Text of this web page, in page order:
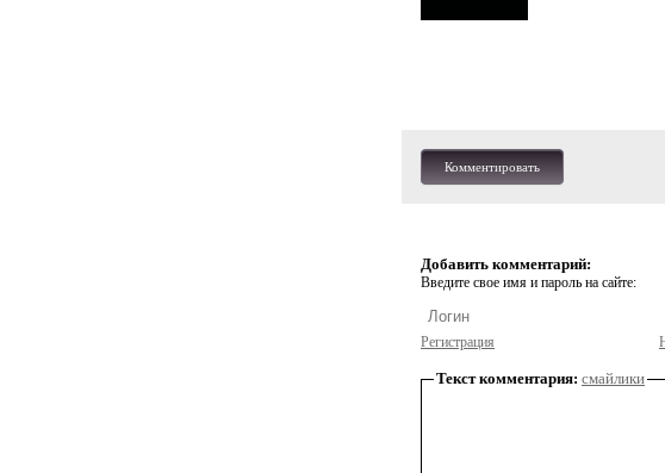
Комментировать
Добавить комментарий:
Введите свое имя и пароль на сайте:
Регистрация
Текст комментария: смайлики